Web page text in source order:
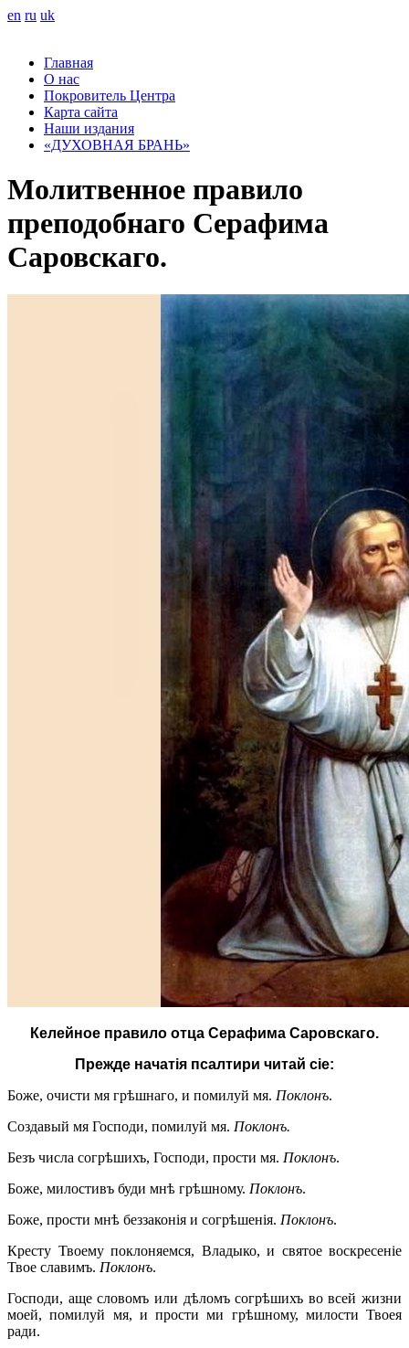
en ru uk
Главная
О нас
Покровитель Центра
Карта сайта
Наши издания
«ДУХОВНАЯ БРАНЬ»
Молитвенное правило
преподобнаго Серафима
Саровскаго.
Келейное правило отца Серафима Саровскаго.
Прежде начатія псалтири читай сіе:
Боже, очисти мя грѣшнаго, и помилуй мя. Поклонъ.
Создавый мя Господи, помилуй мя. Поклонъ.
Безъ числа согрѣшихъ, Господи, прости мя. Поклонъ.
Боже, милостивъ буди мнѣ грѣшному. Поклонъ.
Боже, прости мнѣ беззаконія и согрѣшенія. Поклонъ.
Кресту Твоему поклоняемся, Владыко, и святое воскресеніе
Твое славимъ. Поклонъ.
Господи, аще словомъ или дѣломъ согрѣшихъ во всей жизни
моей, помилуй мя, и прости ми грѣшному, милости Твоея
ради.